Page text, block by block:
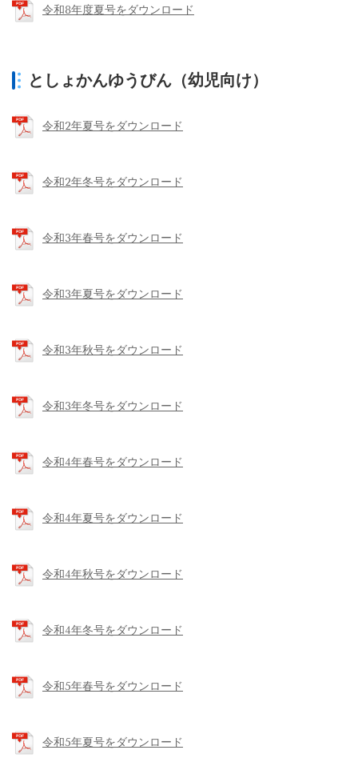
令和8年度夏号をダウンロード
としょかんゆうびん（幼児向け）
令和2年夏号をダウンロード
令和2年冬号をダウンロード
令和3年春号をダウンロード
令和3年夏号をダウンロード
令和3年秋号をダウンロード
令和3年冬号をダウンロード
令和4年春号をダウンロード
令和4年夏号をダウンロード
令和4年秋号をダウンロード
令和4年冬号をダウンロード
令和5年春号をダウンロード
令和5年夏号をダウンロード